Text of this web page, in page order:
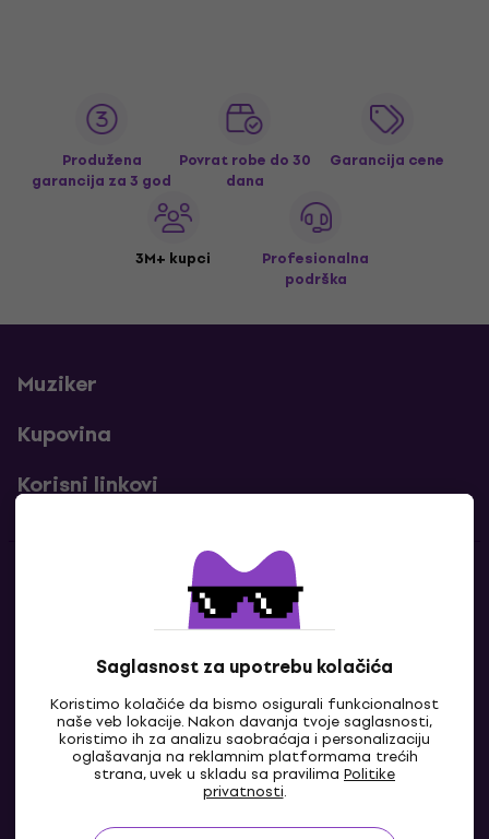
Saglasnost za upotrebu kolačića
Koristimo kolačiće da bismo osigurali funkcionalnost
naše veb lokacije. Nakon davanja tvoje saglasnosti,
koristimo ih za analizu saobraćaja i personalizaciju
oglašavanja na reklamnim platformama trećih
strana, uvek u skladu sa pravilima Politike
privatnosti.
Produžena
garancija za 3 god
Povrat robe do 30
dana
Garancija cene
3M+ kupci
Profesionalna
podrška
Muziker
Kupovina
Korisni linkovi
Kontakti
Kontaktiraj nas